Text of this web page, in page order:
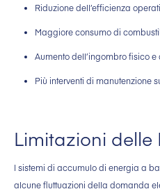
Riduzione dell’efficienza
Maggiore consumo di
Aumento dell’ingombro fisico
Più interventi di manutenzione
Limitazioni delle
I sistemi di accumulo di energia a
alcune fluttuazioni della domanda